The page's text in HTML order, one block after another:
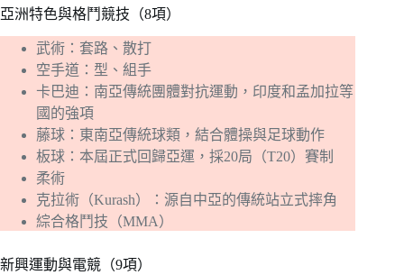
亞洲特色與格鬥競技（8項）
武術：套路、散打
空手道：型、組手
卡巴迪：南亞傳統團體對抗運動，印度和孟加拉等
國的強項
藤球：東南亞傳統球類，結合體操與足球動作
板球：本屆正式回歸亞運，採20局（T20）賽制
柔術
克拉術（Kurash）：源自中亞的傳統站立式摔角
綜合格鬥技（MMA）
新興運動與電競（9項）